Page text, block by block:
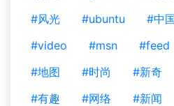
#风光
#ubuntu #中
#video
#msn #feed
#地图
#时尚 #新奇
#有趣
#网络 #新闻